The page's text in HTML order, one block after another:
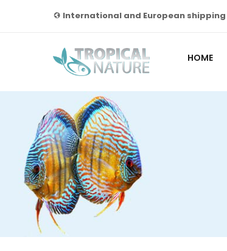
International and European shipping
HOME